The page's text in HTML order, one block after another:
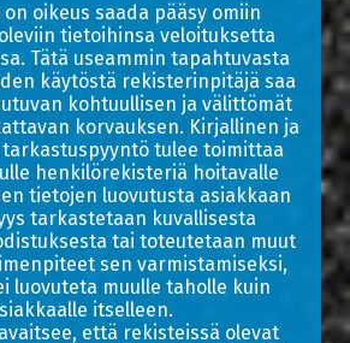
oikeus saada pääsy omiin
tietoihinsa veloituksetta
Tätä useammin tapahtuvasta
käytöstä rekisterinpitäjä saa
kohtuullisen ja välittömät
korvauksen. Kirjallinen ja
tulee toimittaa
henkilörekisteriä hoitavalle
tietojen luovutusta asiakkaan
tarkastetaan kuvallisesta
tai toteutetaan muut
sen varmistamiseksi,
luovuteta muulle taholle kuin
itselleen.
että rekisteissä olevat